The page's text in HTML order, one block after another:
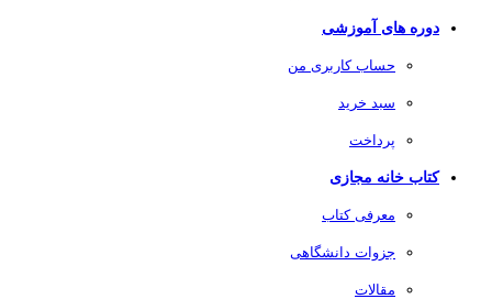
دوره های آموزشی
حساب کاربری من
سبد خرید
پرداخت
کتاب خانه مجازی
معرفی کتاب
جزوات دانشگاهی
مقالات